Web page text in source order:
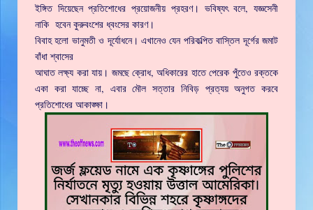
ইঙ্গিত দিয়েছেন প্রতিশোধের প্রয়োজনীয় প্রহরণ। ভবিষ্যৎ বলে, যজ্ঞসেনী
নাকি হবেন কুরুবংশের ধ্বংসের কারণ।
বিবাহ হলো ভানুমতী ও দূর্যোধনে। এখানেও যেন পরিকল্পিত বাস্তিল দূর্গের জমাট
বাঁধা শ্বাসের
আঘাত লক্ষ্য করা যায়। জমছে ক্রোধ, অধিকারের হাতে পেরেক পুঁতেও রক্তকে
একা করা যাচ্ছে না, এবার মৌল সত্তার নিবিড় প্রত্যয় অনুগত করবে
প্রতিশোধের আকাঙ্ক্ষা।